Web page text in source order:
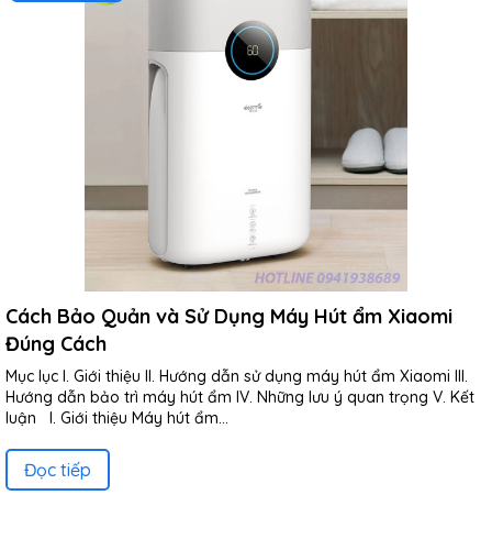
Cách Bảo Quản và Sử Dụng Máy Hút ẩm Xiaomi
Đúng Cách
Mục lục I. Giới thiệu II. Hướng dẫn sử dụng máy hút ẩm Xiaomi III.
Hướng dẫn bảo trì máy hút ẩm IV. Những lưu ý quan trọng V. Kết
luận I. Giới thiệu Máy hút ẩm...
Đọc tiếp